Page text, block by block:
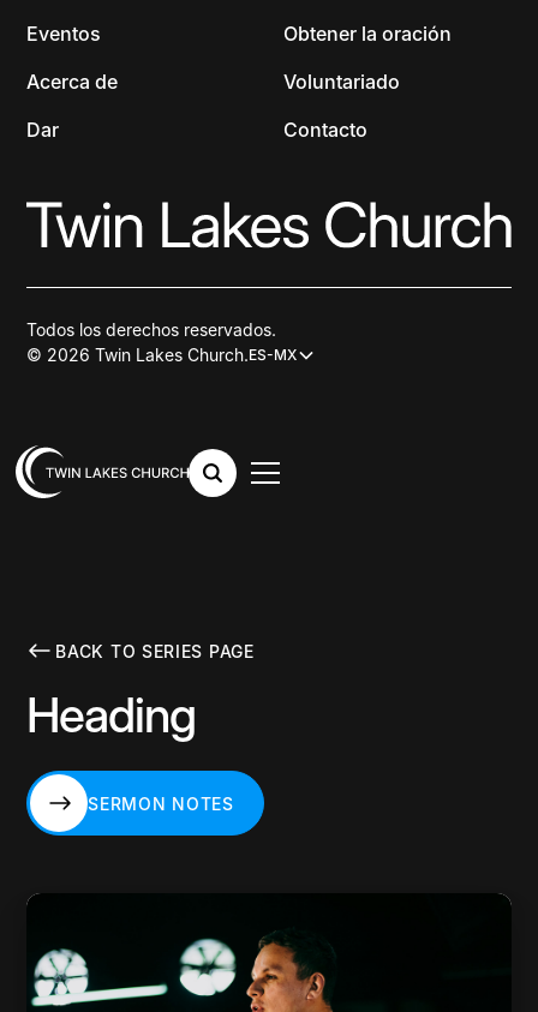
Eventos
Acerca de
Dar
Obtener la oración
Voluntariado
Contacto
© 2026 Twin Lakes Church.ES-MX
Todos los derechos reservados.
BACK TO SERIES PAGE
Heading
SERMON NOTES